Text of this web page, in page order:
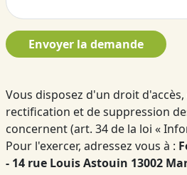
Envoyer la demande
Vous disposez d'un droit
rectification et de suppression
concernent (art. 34 de la loi «
Pour l'exercer, adressez vous à :
- 14 rue Louis Astouin 13002